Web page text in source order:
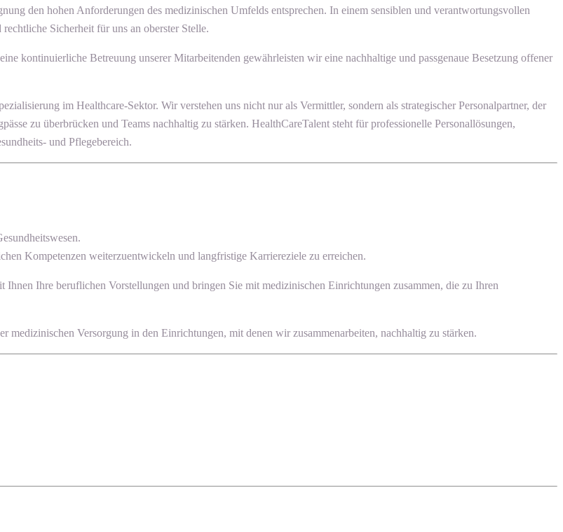
den hohen Anforderungen des medizinischen Umfelds entsprechen. In einem sensiblen und verantwortungsvollen
Sicherheit für uns an oberster Stelle.
kontinuierliche Betreuung unserer Mitarbeitenden gewährleisten wir eine nachhaltige und passgenaue Besetzung offener
im Healthcare-Sektor. Wir verstehen uns nicht nur als Vermittler, sondern als strategischer Personalpartner, der
zu überbrücken und Teams nachhaltig zu stärken. HealthCareTalent steht für professionelle Personallösungen,
und Pflegebereich.
Kompetenzen weiterzuentwickeln und langfristige Karriereziele zu erreichen.
Ihre beruflichen Vorstellungen und bringen Sie mit medizinischen Einrichtungen zusammen, die zu Ihren
Versorgung in den Einrichtungen, mit denen wir zusammenarbeiten, nachhaltig zu stärken.